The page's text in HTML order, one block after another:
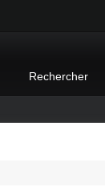
Rechercher